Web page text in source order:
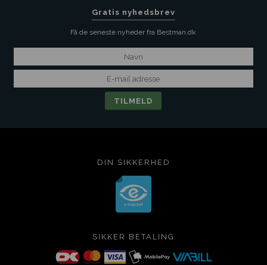
Gratis nyhedsbrev
Få de seneste nyheder fra Bestman.dk
DIN SIKKERHED
SIKKER BETALING